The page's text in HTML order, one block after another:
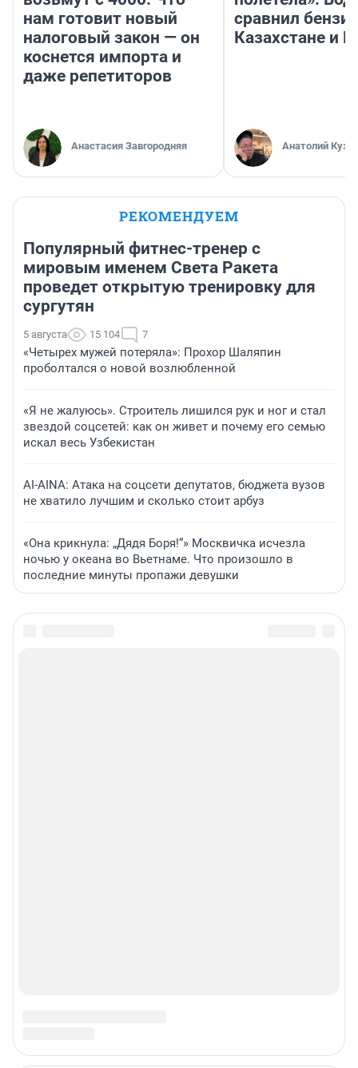
нам готовит новый
налоговый закон — он
коснется импорта и
даже репетиторов
Анастасия Завгородняя
сравнил
Казахстане и
Анатолий
РЕКОМЕНДУЕМ
Популярный фитнес-тренер с
мировым именем Света Ракета
проведет открытую тренировку для
сургутян
5 августа 15 104 7
«Четырех мужей потеряла»: Прохор Шаляпин
проболтался о новой возлюбленной
«Я не жалуюсь». Строитель лишился рук и ног и стал
звездой соцсетей: как он живет и почему его семью
искал весь Узбекистан
AI-AINA: Атака на соцсети депутатов, бюджета вузов
не хватило лучшим и сколько стоит арбуз
«Она крикнула: „Дядя Боря!“» Москвичка исчезла
ночью у океана во Вьетнаме. Что произошло в
последние минуты пропажи девушки